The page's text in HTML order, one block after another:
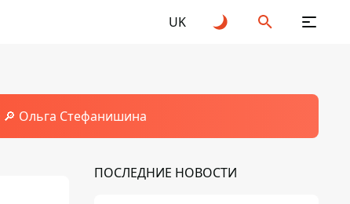
UK
🔎 Ольга Стефанишина
ПОСЛЕДНИЕ НОВОСТИ